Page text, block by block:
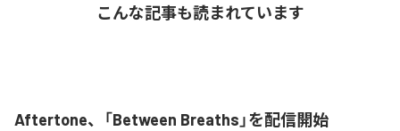
こんな記事も読まれています
Aftertone、「Between Breaths」を配信開始